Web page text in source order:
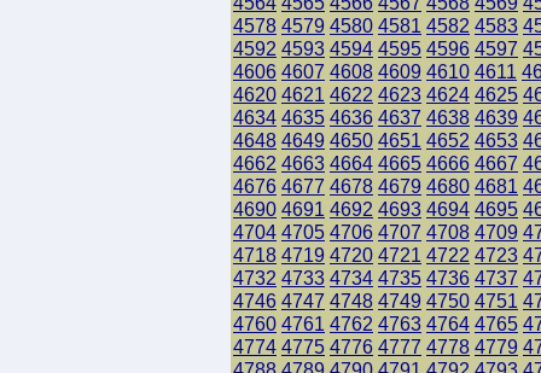
4578 4579 4580 4581 4582 4583
4592 4593 4594 4595 4596 4597
4606 4607 4608 4609 4610 4611
4620 4621 4622 4623 4624 4625
4634 4635 4636 4637 4638 4639
4648 4649 4650 4651 4652 4653
4662 4663 4664 4665 4666 4667
4676 4677 4678 4679 4680 4681
4690 4691 4692 4693 4694 4695
4704 4705 4706 4707 4708 4709
4718 4719 4720 4721 4722 4723
4732 4733 4734 4735 4736 4737
4746 4747 4748 4749 4750 4751
4760 4761 4762 4763 4764 4765
4774 4775 4776 4777 4778 4779